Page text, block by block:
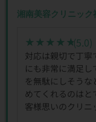
湘南美容クリニック
★★★★★
★★★★★(5.0)
対応は親切で丁寧
にも非常に満足し
を無駄にしそうな
めてくれるのはと
客様思いのクリニ